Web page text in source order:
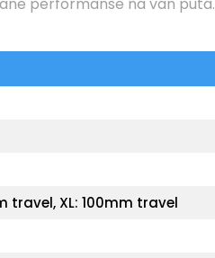
travel, XL: 100mm travel